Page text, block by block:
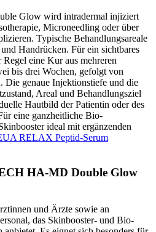
Glow wird intradermal injiziert
Microneedling oder über
Typische Behandlungsareale
Handrücken. Für ein sichtbares
eine Kur aus mehreren
bis drei Wochen, gefolgt von
Die genaue Injektionstiefe und die
Areal und Behandlungsziel
Hautbild der Patientin oder des
eine ganzheitliche Bio-
ideal mit ergänzenden
RELAX Peptid-Serum
HA-MD Double Glow
und Ärzte sowie an
das Skinbooster- und Bio-